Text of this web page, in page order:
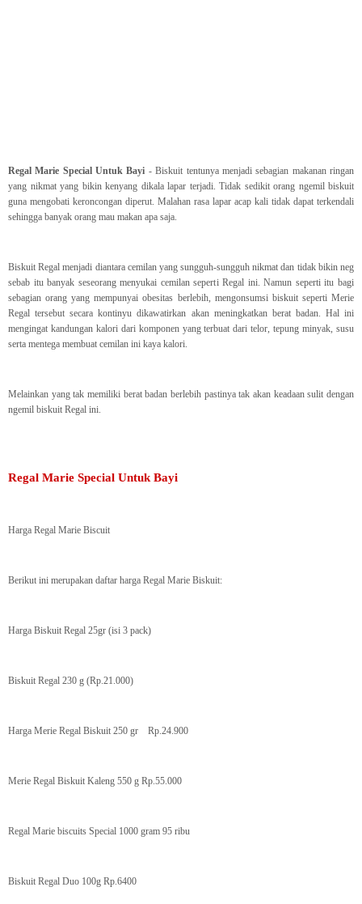
Regal Marie Special Untuk Bayi - Biskuit tentunya menjadi sebagian makanan ringan
yang nikmat yang bikin kenyang dikala lapar terjadi. Tidak sedikit orang ngemil biskuit
guna mengobati keroncongan diperut. Malahan rasa lapar acap kali tidak dapat terkendali
sehingga banyak orang mau makan apa saja.
Biskuit Regal menjadi diantara cemilan yang sungguh-sungguh nikmat dan tidak bikin neg
sebab itu banyak seseorang menyukai cemilan seperti Regal ini. Namun seperti itu bagi
sebagian orang yang mempunyai obesitas berlebih, mengonsumsi biskuit seperti Merie
Regal tersebut secara kontinyu dikawatirkan akan meningkatkan berat badan. Hal ini
mengingat kandungan kalori dari komponen yang terbuat dari telor, tepung minyak, susu
serta mentega membuat cemilan ini kaya kalori.
Melainkan yang tak memiliki berat badan berlebih pastinya tak akan keadaan sulit dengan
ngemil biskuit Regal ini.
Regal Marie Special Untuk Bayi
Harga Regal Marie Biscuit
Berikut ini merupakan daftar harga Regal Marie Biskuit:
Harga Biskuit Regal 25gr (isi 3 pack)
Biskuit Regal 230 g (Rp.21.000)
Harga Merie Regal Biskuit 250 gr Rp.24.900
Merie Regal Biskuit Kaleng 550 g Rp.55.000
Regal Marie biscuits Special 1000 gram 95 ribu
Biskuit Regal Duo 100g Rp.6400